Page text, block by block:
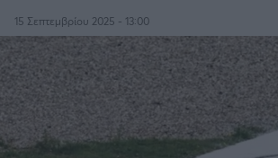
15 Σεπτεμβρίου 2025 - 13:00